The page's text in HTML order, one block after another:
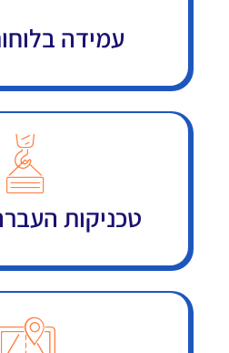
עמידה
טכניקות